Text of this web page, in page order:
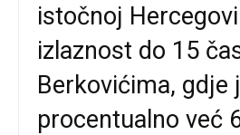
istočnoj
izlaznost do 15
Berkovićima, gdje
procentualno već